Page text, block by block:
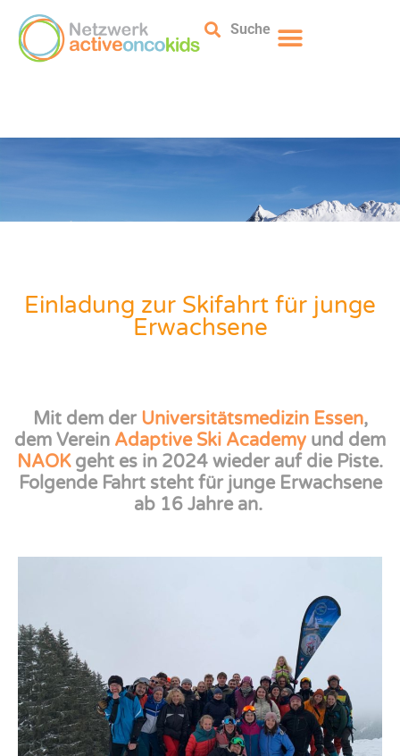
Suche
Einladung zur Skifahrt für junge
Erwachsene
Mit dem der Universitätsmedizin Essen,
dem Verein Adaptive Ski Academy und dem
NAOKgeht es in 2024 wieder auf die Piste.
Folgende Fahrt steht für junge Erwachsene
ab 16 Jahre an.